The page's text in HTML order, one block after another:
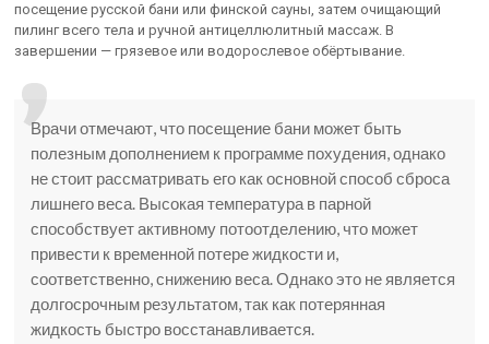
посещение русской бани или финской сауны, затем очищающий
пилинг всего тела и ручной антицеллюлитный массаж. В
завершении — грязевое или водорослевое обёртывание.
Врачи отмечают, что посещение бани может быть
полезным дополнением к программе похудения, однако
не стоит рассматривать его как основной способ сброса
лишнего веса. Высокая температура в парной
способствует активному потоотделению, что может
привести к временной потере жидкости и,
соответственно, снижению веса. Однако это не является
долгосрочным результатом, так как потерянная
жидкость быстро восстанавливается.